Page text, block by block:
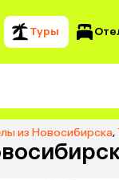
Туры
из Новосибирска,